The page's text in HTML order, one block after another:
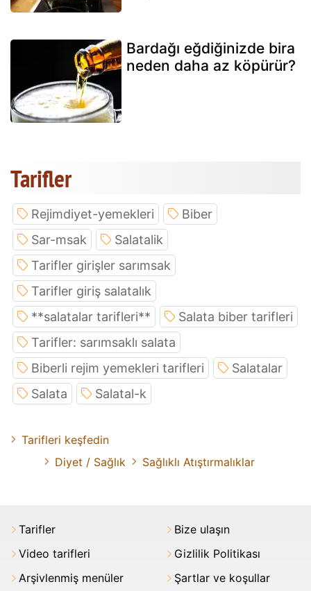
Bardağı eğdiğinizde bira
neden daha az köpürür?
Tarifler
Rejimdiyet-yemekleri
Biber
Sar-msak
Salatalik
Tarifler girişler sarımsak
Tarifler giriş salatalık
**salatalar tarifleri**
Salata biber tarifleri
Tarifler: sarımsaklı salata
Biberli rejim yemekleri tarifleri
Salatalar
Salata
Salatal-k
Tarifleri keşfedin
Diyet / Sağlık
Sağlıklı Atıştırmalıklar
Tarifler
Video tarifleri
Arşivlenmiş menüler
Bize ulaşın
Gizlilik Politikası
Şartlar ve koşullar